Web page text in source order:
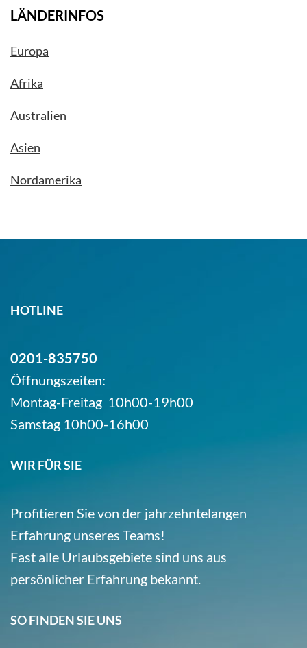
LÄNDERINFOS
Europa
Afrika
Australien
Asien
Nordamerika
HOTLINE
0201-835750
Öffnungszeiten:
Montag-Freitag 10h00-19h00
Samstag 10h00-16h00
WIR FÜR SIE
Profitieren Sie von der jahrzehntelangen
Erfahrung unseres Teams!
Fast alle Urlaubsgebiete sind uns aus
persönlicher Erfahrung bekannt.
SO FINDEN SIE UNS